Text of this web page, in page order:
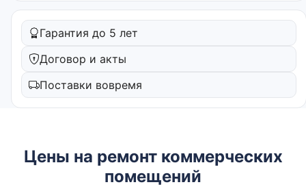
Гарантия до 5 лет
Договор и акты
Поставки вовремя
Цены на ремонт коммерческих
помещений